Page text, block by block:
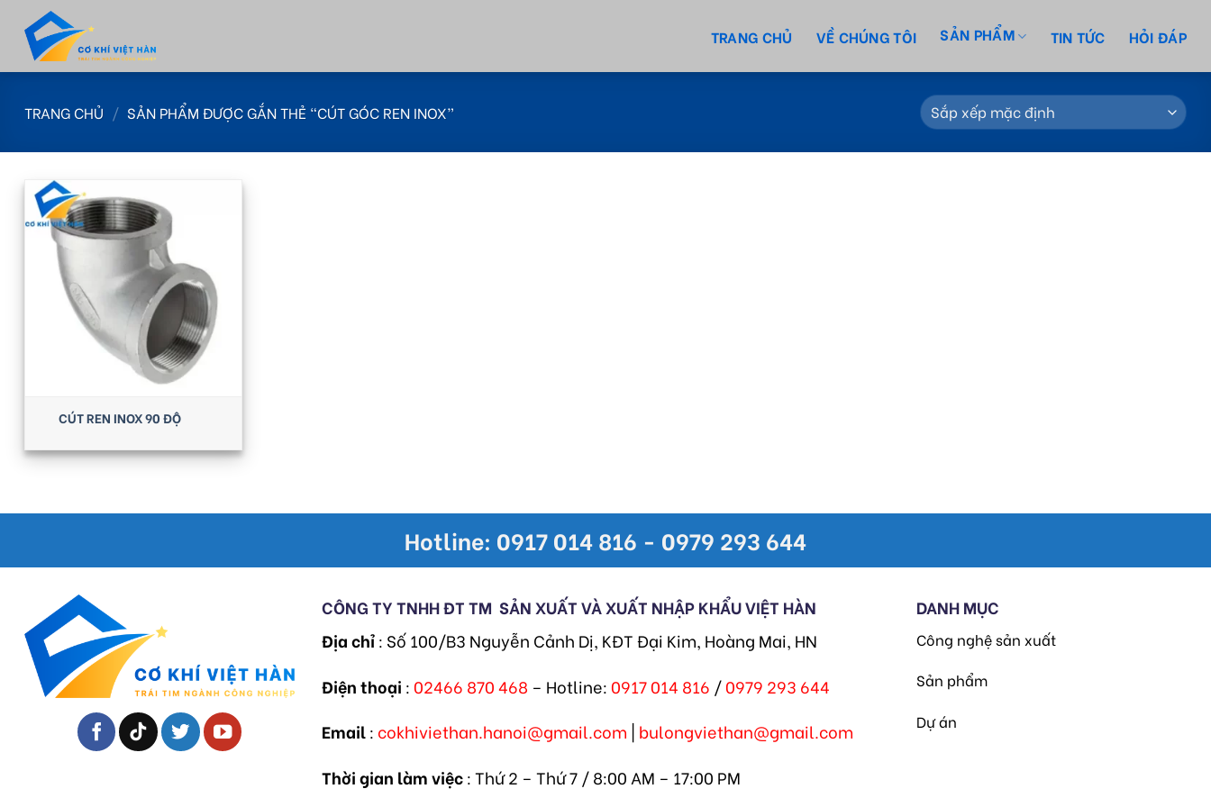
content
TRANG CHỦ VỀ CHÚNG TÔI SẢN PHẨM TIN TỨC HỎI ĐÁP
TRANG CHỦ / SẢN PHẨM ĐƯỢC GẮN THẺ “CÚT GÓC REN INOX”
CÚT REN INOX 90 ĐỘ
Hotline: 0917 014 816 - 0979 293 644
CÔNG TY TNHH ĐT TM SẢN XUẤT VÀ XUẤT NHẬP KHẨU VIỆT HÀN
Địa chỉ: Số 100/B3 Nguyễn Cảnh Dị, KĐT Đại Kim, Hoàng Mai, HN
Điện thoại : 02466 870 468 – Hotline: 0917 014 816 /0979 293 644
Email: cokhiviethan.hanoi@gmail.com bulongviethan@gmail.com
Thời gian làm việc: Thứ 2 – Thứ 7 / 8:00 AM – 17:00 PM
DANH MỤC
Công nghệ sản xuất
Sản phẩm
Dự án